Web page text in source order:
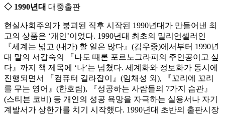
◇ 1990년대 대중출판
현실사회주의가 붕괴된 직후 시작된 1990년대가 만들어낸 최
고의 상품은 ‘개인’이었다. 1990년대 최초의 밀리언셀러인
『세계는 넓고 (내가) 할 일은 많다』(김우중)에서부터 1990년
대 말의 서갑숙의 『나도 때론 포르노그라피의 주인공이고 싶
다』까지 책 제목에 ‘나’는 넘쳤다. 세계화와 정보화가 동시에
진행되면서 『컴퓨터 길라잡이』(임채성 외), 『꼬리에 꼬리
를 무는 영어』(한호림), 『성공하는 사람들의 7가지 습관』
(스티븐 코비) 등 개인의 성공 욕망을 자극하는 실용서나 자기
계발서가 상한가를 치기 시작했다. 1990년대 초반의 출판시장